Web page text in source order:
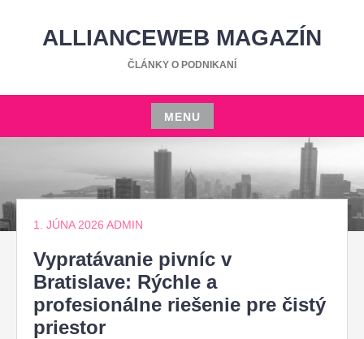
ALLIANCEWEB MAGAZÍN
ČLÁNKY O PODNIKANÍ
MENU
Skip
1. JÚNA 2026 ADMIN
Vypratávanie pivníc v
Bratislave: Rýchle a
profesionálne riešenie pre čistý
priestor